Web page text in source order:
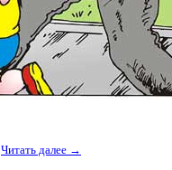
Читать далее →